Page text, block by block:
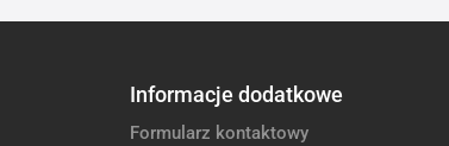
Informacje dodatkowe
Formularz kontaktowy